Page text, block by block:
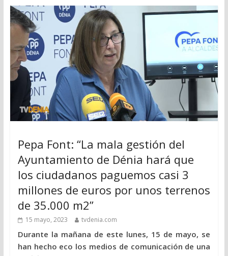
Pepa Font: “La mala gestión del
Ayuntamiento de Dénia hará que
los ciudadanos paguemos casi 3
millones de euros por unos terrenos
de 35.000 m2”
15 mayo, 2023 tvdenia.com
Durante la mañana de este lunes, 15 de mayo, se
han hecho eco los medios de comunicación de una